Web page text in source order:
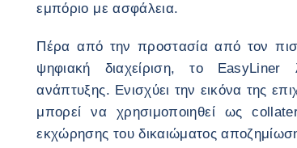
εμπόριο με ασφάλεια.
Πέρα από την προστασία από τον
ψηφιακή διαχείριση, το EasyLiner
ανάπτυξης. Ενισχύει την εικόνα της
μπορεί να χρησιμοποιηθεί ως
εκχώρησης του δικαιώματος